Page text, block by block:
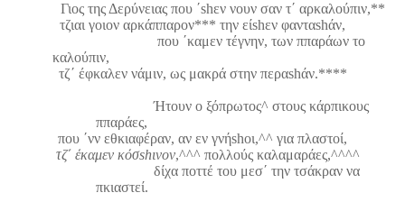
Γιος της Δερύνειας που ΄shεν νουν σαν τ΄ αρκαλούπιν,**
τζιαι γοιον αρκάππαρον*** την είshεν φανταshάν,
που ΄καμεν τέγνην, των ππαράων το
καλούπιν,
τζ΄ έφκαλεν νάμιν, ως μακρά στην περαshάν.****
Ήτουν ο ξόπρωτος^ στους κάρπικους
ππαράες,
που ΄νν εθκιαφέραν, αν εν γνήshοι,^^ για πλαστοί,
τζ΄ έκαμεν κόσshινον,^^^ πολλούς καλαμαράες,^^^^
δίχα ποττέ του μεσ΄ την τσάκραν να
πκιαστεί.